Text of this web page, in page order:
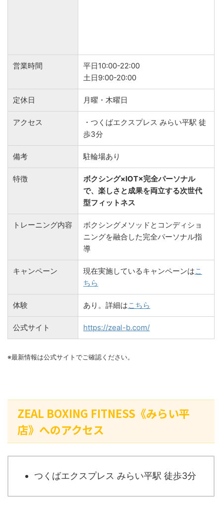
営業時間
平日10:00-22:00
土日9:00-20:00
定休日 月曜・木曜日
アクセス
・つくばエクスプレス みらい平駅 徒
歩3分
備考 駐輪場あり
特徴
ボクシング×IOT×完全パーソナル
で、楽しさと成果を両立する次世代
型フィットネス
トレーニング内容
ボクシングメソッドとコンディショ
ニングを融合した完全パーソナル指
導
キャンペーン 現在実施しているキャンペーンはこ
ちら
体験 あり。詳細はこちら
公式サイト https://zeal-b.com/
※最新情報は公式サイトでご確認ください。
ZEAL BOXING FITNESS《みらい平
店》へのアクセス
つくばエクスプレス みらい平駅 徒歩3分